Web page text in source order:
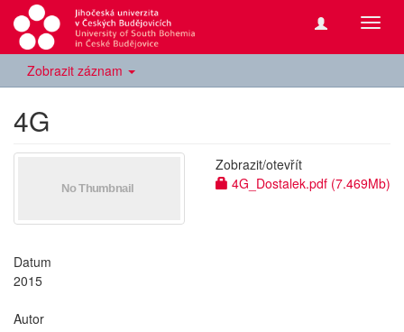
Zobrazit záznam
4G
Zobrazit/otevřít
4G_Dostalek.pdf (7.469Mb)
Datum
2015
Autor